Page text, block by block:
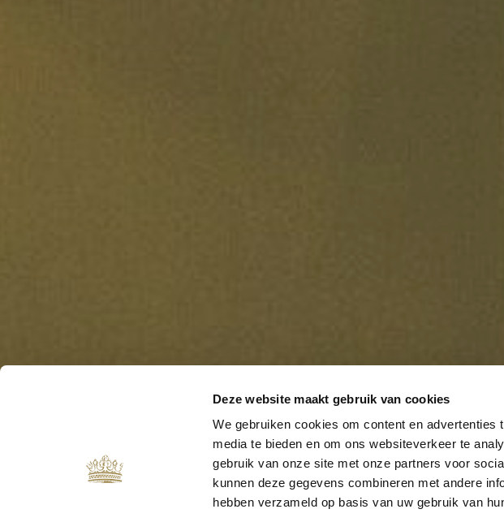
Deze website maakt gebruik van cookies
We gebruiken cookies om content en
media te bieden en om ons websiteverkeer te
gebruik van onze site met onze partners voor
kunnen deze gegevens combineren met andere
hebben verzameld op basis van uw gebruik van